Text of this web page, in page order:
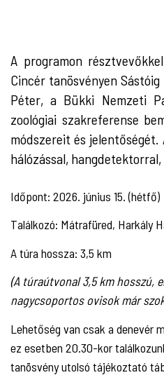
A programon
Cincér tanösvényen
Péter, a Bükki Nemzeti
zoológiai szakreferense
módszereit és jelentőségét.
hálózással,
Időpont: 2026. június 15. (hétfő)
Találkozó: Mátrafüred, Harkály
A túra hossza: 3,5 km
(A túraútvonal 3,5 km hosszú,
nagycsoportos ovisok már
Lehetőség van csak a denevér
ez esetben 20.30-kor
tanösvény utolsó tájékoztató